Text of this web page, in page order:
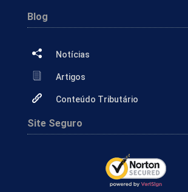
Blog
Notícias
Artigos
Conteúdo Tributário
Site Seguro